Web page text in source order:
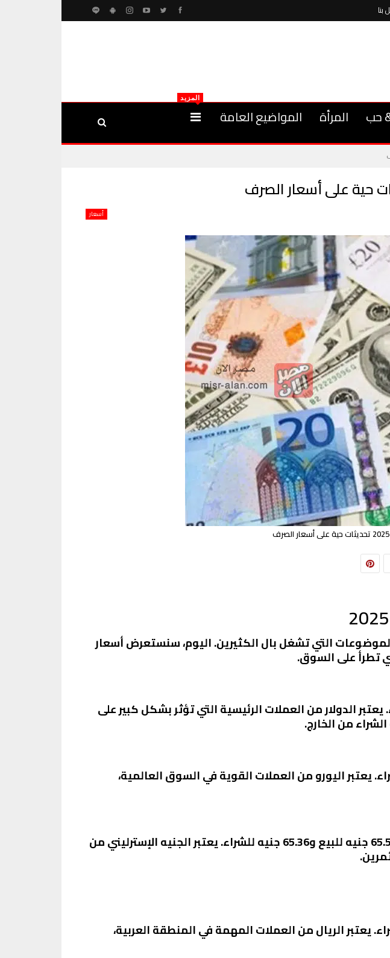
بنا
حب المرأة المواضيع العامة
المزيد
أسعار
التي تشغل بال الكثيرين. اليوم، سنستعرض أسعار
تطرأ على السوق.
اليوم 50.68 جنيه للبيع و50.58 جنيه للشراء. يعتبر الدولار من العملات الرئيسية التي تؤثر بشكل كبير على
من الخارج.
فقد سجل سعره 54.92 جنيه للبيع و54.79 جنيه للشراء. يعتبر اليورو من العملات القوية في السوق العالمية،
الجنيه الإسترليني هو الآخر له تأثير كبير على السوق، حيث سجل اليوم 65.50 جنيه للبيع و65.36 جنيه للشراء. يعتبر الجنيه الإسترليني من
فقد سجل 13.51 جنيه للبيع و13.48 جنيه للشراء. يعتبر الريال من العملات المهمة في المنطقة العربية،